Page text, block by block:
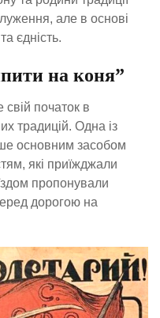
але в основі
єдність.
на коня”
свій початок в
традицій. Одна із
основним засобом
які приїжджали
пропонували
дорогою на